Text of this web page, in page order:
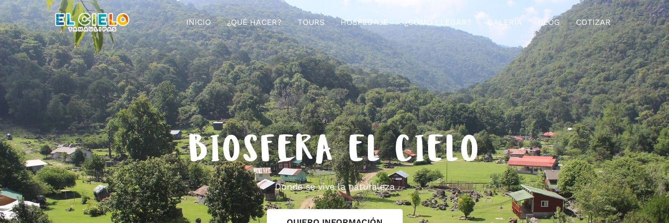
INICIO ¿QUÉ HACER? TOURS HOSPEDAJE ¿CÓMO LLEGAR? GALERÍA BLOG COTIZAR
BIOSFERA EL CIELO
Donde se vive la naturaleza